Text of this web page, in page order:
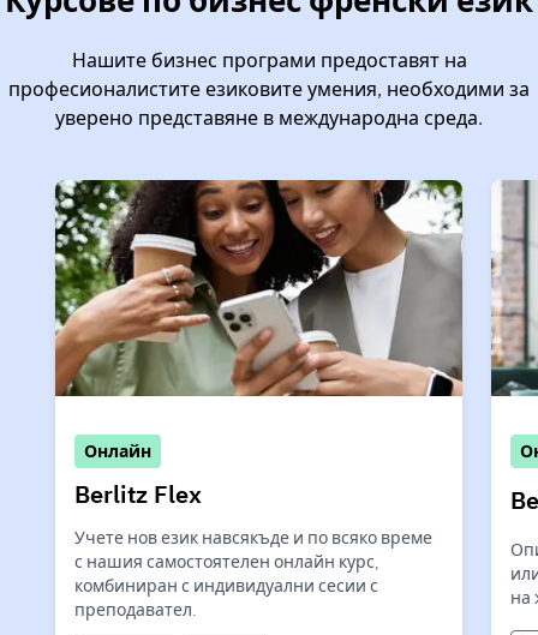
Нашите бизнес програми предоставят на
професионалистите езиковите умения, необходими за
уверено представяне в международна среда.
Онлайн
Berlitz Flex
Учете нов език навсякъде и по всяко време
с нашия самостоятелен онлайн курс,
комбиниран с индивидуални сесии с
преподавател.
на